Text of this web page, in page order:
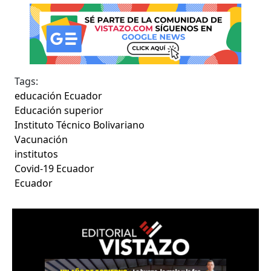
Tags:
educación Ecuador
Educación superior
Instituto Técnico Bolivariano
Vacunación
institutos
Covid-19 Ecuador
Ecuador